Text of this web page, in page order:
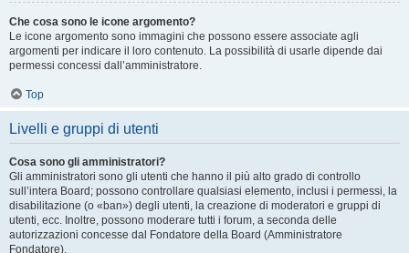
Che cosa sono le icone argomento?
Le icone argomento sono immagini che possono essere associate agli
argomenti per indicare il loro contenuto. La possibilità di usarle dipende dai
permessi concessi dall’amministratore.
Top
Livelli e gruppi di utenti
Cosa sono gli amministratori?
Gli amministratori sono gli utenti che hanno il più alto grado di controllo
sull’intera Board; possono controllare qualsiasi elemento, inclusi i permessi, la
disabilitazione (o «ban») degli utenti, la creazione di moderatori e gruppi di
utenti, ecc. Inoltre, possono moderare tutti i forum, a seconda delle
autorizzazioni concesse dal Fondatore della Board (Amministratore
Fondatore).